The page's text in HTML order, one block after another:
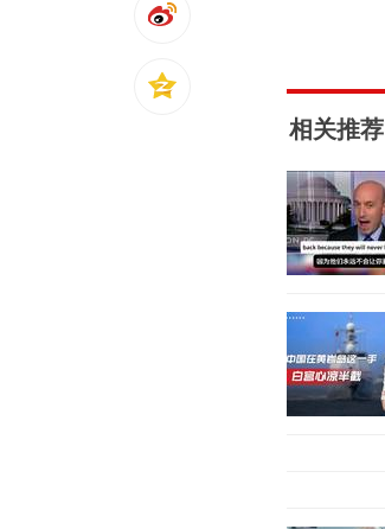
相关推荐